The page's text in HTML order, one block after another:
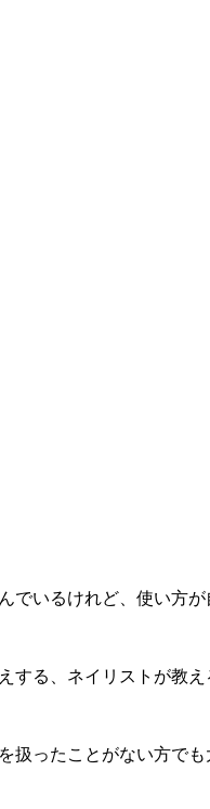
でいるけれど、使い方
する、ネイリストが教
扱ったことがない方で